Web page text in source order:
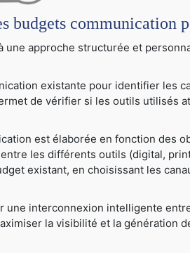
communication
approche structurée et
existante pour identifier les
de vérifier si les outils utilisés
est élaborée en fonction des
les différents outils (digital,
existant, en choisissant les
une interconnexion intelligente
la visibilité et la génération